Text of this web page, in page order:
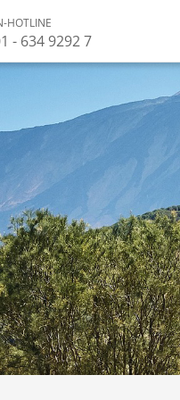
HOTLINE
- 634 9292 7